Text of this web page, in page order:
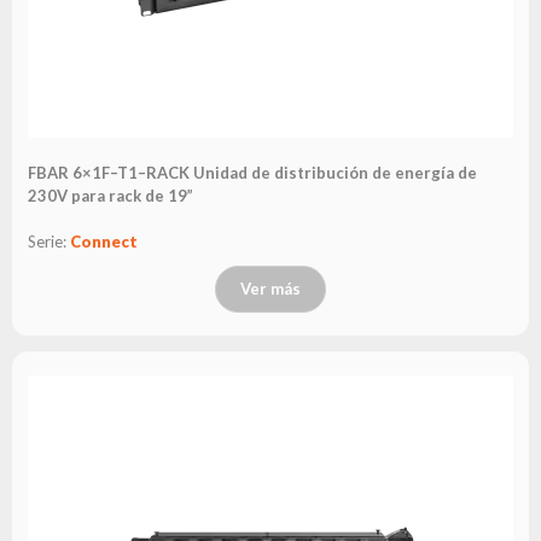
FBAR 6×1F–T1–RACK Unidad de distribución de energía de
230V para rack de 19”
Serie: Connect
Ver más